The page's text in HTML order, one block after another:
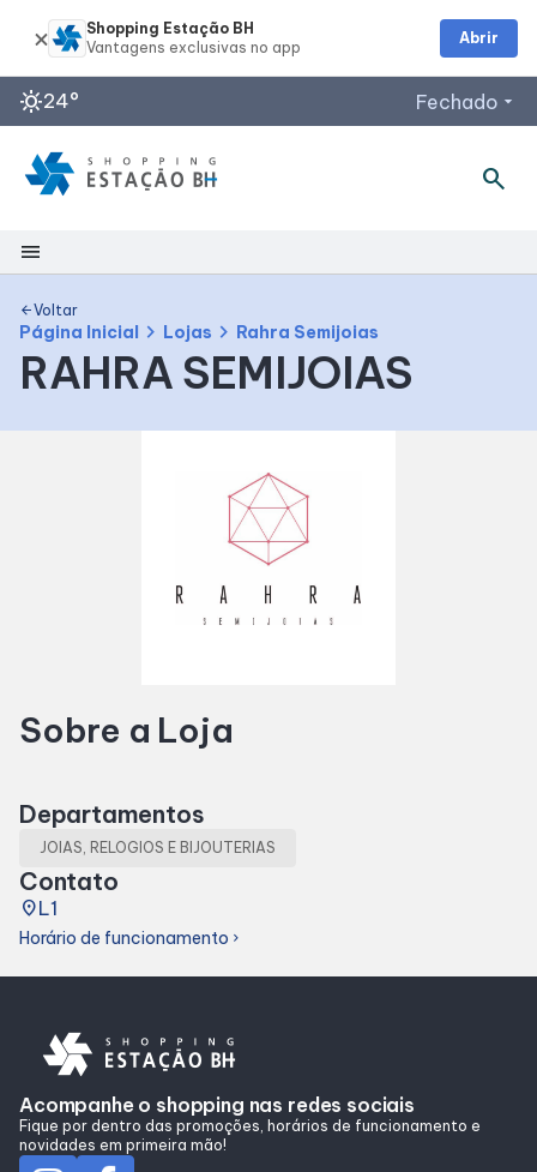
sunny24° Fechado arrow_drop_down
search
menu
Shopping
Mapa Interno
Facilidades
Cinema
Fique por Dentro
Eventos
Lojas e Restaurantes
Alimentação
arrow_backVoltar
Página Inicial chevron_right Lojas chevron_right Rahra Semijoias
RAHRA SEMIJOIAS
Sobre a Loja
Departamentos
JOIAS, RELOGIOS E BIJOUTERIAS
Contato
placeL1
Horário de funcionamento chevron_right
Acompanhe o shopping nas redes sociais
Fique por dentro das promoções, horários de funcionamento e
novidades em primeira mão!
Shopping Estação BH
Abrir